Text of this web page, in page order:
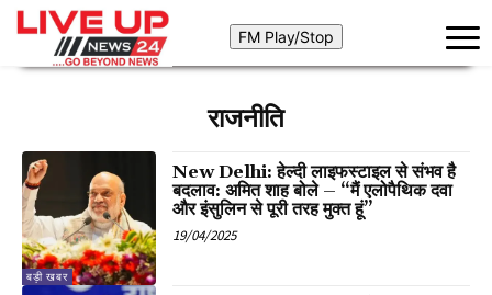
राजनीति
बड़ी खबर
New Delhi: हेल्दी लाइफस्टाइल से संभव है
बदलाव: अमित शाह बोले – “मैं एलोपैथिक दवा
और इंसुलिन से पूरी तरह मुक्त हूं”
19/04/2025